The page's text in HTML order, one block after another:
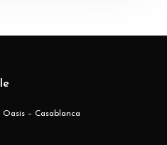
Oasis – Casablanca